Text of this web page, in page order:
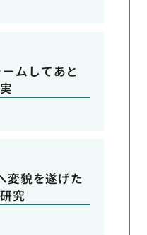
ムしてあと
変貌を遂げた
究